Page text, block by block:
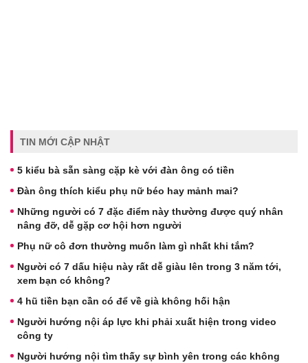
TIN MỚI CẬP NHẬT
5 kiểu bà sẵn sàng cặp kè với đàn ông có tiền
Đàn ông thích kiểu phụ nữ béo hay mảnh mai?
Những người có 7 đặc điểm này thường được quý nhân
nâng đỡ, dễ gặp cơ hội hơn người
Phụ nữ cô đơn thường muốn làm gì nhất khi tắm?
Người có 7 dấu hiệu này rất dễ giàu lên trong 3 năm tới,
xem bạn có không?
4 hũ tiền bạn cần có để về già không hối hận
Người hướng nội áp lực khi phải xuất hiện trong video
công ty
Người hướng nội tìm thấy sự bình yên trong các không